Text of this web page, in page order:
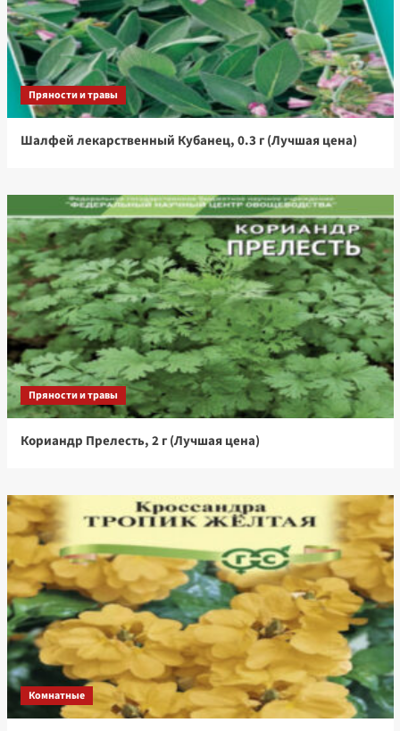
Пряности и травы
Шалфей лекарственный Кубанец, 0.3 г (Лучшая цена)
Пряности и травы
Кориандр Прелесть, 2 г (Лучшая цена)
Комнатные